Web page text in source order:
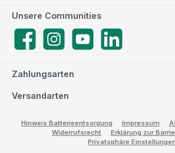
Zahlungsarten
Versandarten
Unsere Communities
FacebookInstagramYouTube
Hinweis Batterieentsorgung Impressum
Widerrufsrecht
Erklärung zur
Privatsphäre Einstellungen